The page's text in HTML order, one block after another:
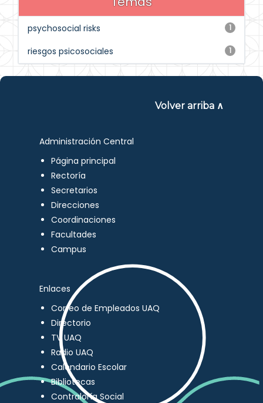
1
psychosocial risks
1
riesgos psicosociales
Volver arriba ∧
Administración Central
Página principal
Rectoría
Secretarios
Direcciones
Coordinaciones
Facultades
Campus
Enlaces
Correo de Empleados UAQ
Directorio
TV UAQ
Radio UAQ
Calendario Escolar
Bibliotecas
Contraloría Social